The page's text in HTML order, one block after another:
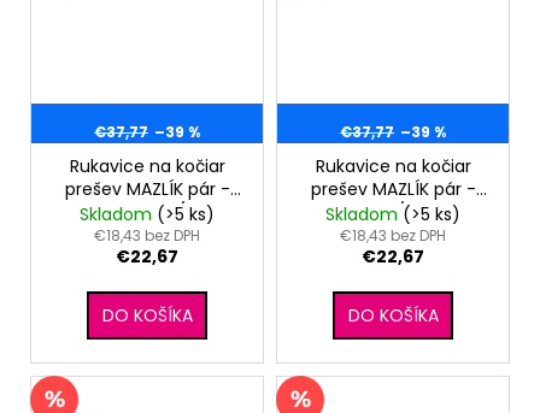
€37,77 –39 %
Rukavice na kočiar
prešev MAZLÍK pár -
čierna kvetinky/ružová
Skladom (>5 ks)
€18,43 bez DPH
€22,67
DO KOŠÍKA
€37,77 –39 %
Rukavice na kočiar
prešev MAZLÍK pár -
staroružová/staroružová
Skladom (>5 ks)
€18,43 bez DPH
€22,67
DO KOŠÍKA